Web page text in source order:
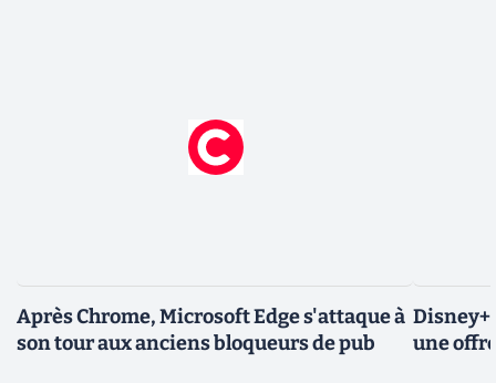
Après Chrome, Microsoft Edge s'attaque à
son tour aux anciens bloqueurs de pub
une